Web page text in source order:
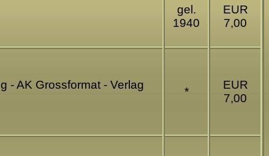
gel.
1940
EUR
7,00
- AK Grossformat - Verlag
*
EUR
7,00